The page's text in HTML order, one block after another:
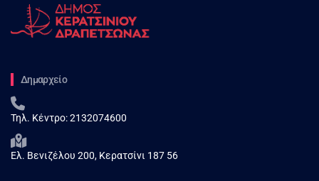
Δημαρχείο
Τηλ. Κέντρο:2132074600
Ελ. Βενιζέλου 200, Κερατσίνι 187 56